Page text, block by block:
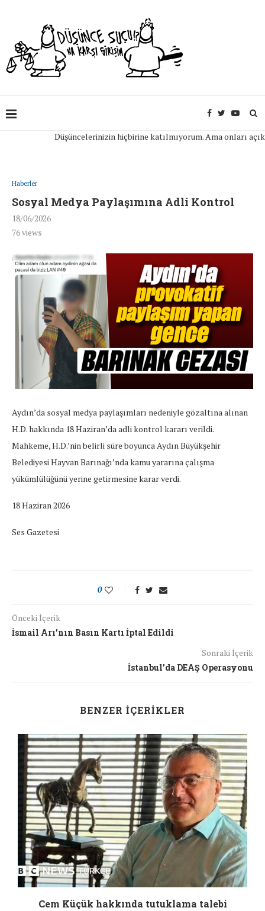
Düşüncelerinizin hiçbirine katılmıyorum. Ama onları açıkça
Haberler
Sosyal Medya Paylaşımına Adli Kontrol
18/06/2026
76views
Aydın’da sosyal medya paylaşımları nedeniyle gözaltına alınan
H.D. hakkında 18 Haziran’da adli kontrol kararı verildi.
Mahkeme, H.D.’nin belirli süre boyunca Aydın Büyükşehir
Belediyesi Hayvan Barınağı’nda kamu yararına çalışma
yükümlülüğünü yerine getirmesine karar verdi.
18 Haziran 2026
Ses Gazetesi
0
Önceki İçerik
İsmail Arı’nın Basın Kartı İptal Edildi
Sonraki İçerik
İstanbul’da DEAŞ Operasyonu
BENZER İÇERIKLER
Cem Küçük hakkında tutuklama talebi